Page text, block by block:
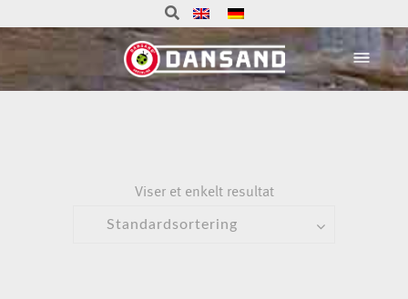
Viser et enkelt resultat